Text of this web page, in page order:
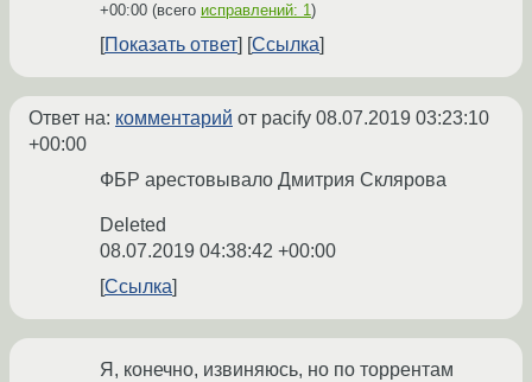
+00:00 (всего исправлений: 1)
Показать ответ Ссылка
Ответ на: комментарий от pacify 08.07.2019 03:23:10
+00:00
ФБР арестовывало Дмитрия Склярова
Deleted
08.07.2019 04:38:42 +00:00
Ссылка
Я, конечно, извиняюсь, но по торрентам